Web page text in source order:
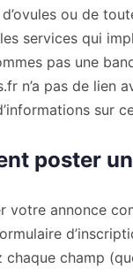
ou de
services qui
pas une
n’a pas de lien
sur
poster
votre annonce
chaque champ